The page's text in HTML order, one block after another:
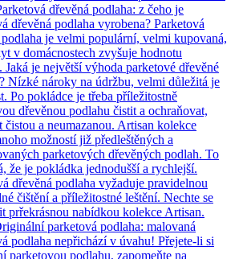
dřevěná podlaha: z čeho je
dřevěná podlaha vyrobena? Parketová
podlaha je velmi populární, velmi kupovaná,
v domácnostech zvyšuje hodnotu
Jaká je největší výhoda parketové dřevěné
Nízké nároky na údržbu, velmi důležitá je
Po pokládce je třeba příležitostně
dřevěnou podlahu čistit a ochraňovat,
čistou a neumazanou. Artisan kolekce
možností již předleštěných a
parketových dřevěných podlah. To
že je pokládka jednodušší a rychlejší.
dřevěná podlaha vyžaduje pravidelnou
čištění a příležitostné leštění. Nechte se
prřekrásnou nabídkou kolekce Artisan.
parketová podlaha: malovaná
podlaha nepřichází v úvahu! Přejete-li si
parketovou podlahu, zapomeňte na